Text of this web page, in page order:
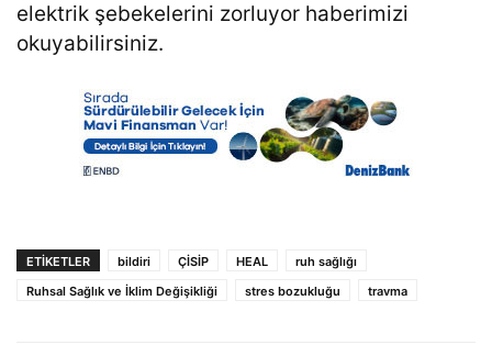
elektrik şebekelerini zorluyor haberimizi
okuyabilirsiniz.
ETIKETLER bildiri ÇİSİP HEAL
ruh sağlığı
Ruhsal Sağlık ve İklim Değişikliği
stres bozukluğu travma